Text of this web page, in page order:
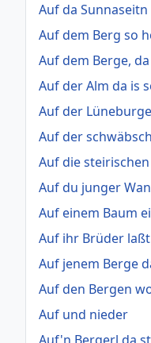
Auf da
Auf dem Berg so
Auf dem Berge,
Auf der Alm da is
Auf der
Auf der
Auf die
Auf du junger
Auf einem Baum
Auf ihr Brüder
Auf jenem Berge
Auf den Bergen
Auf und nieder